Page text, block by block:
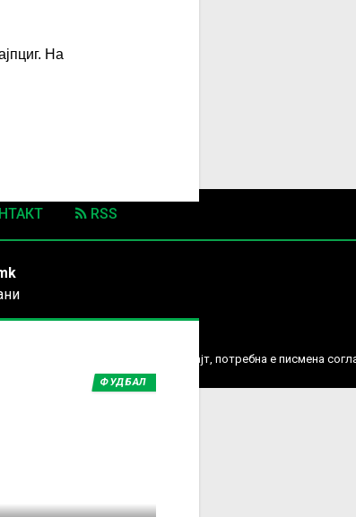
На
ФУДБАЛ
RSS
или податоци од овој веб сајт, потребна е писмена